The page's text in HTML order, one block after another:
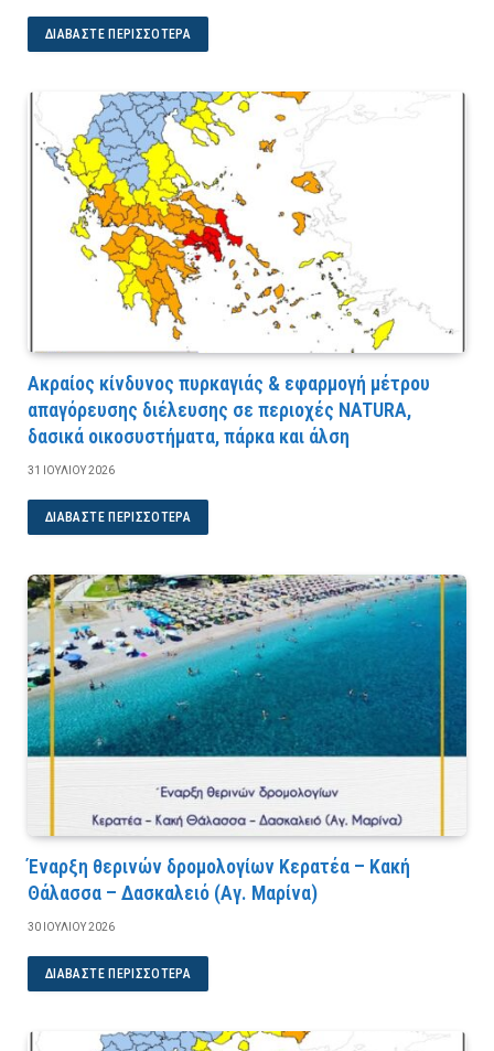
ΔΙΑΒΆΣΤΕ ΠΕΡΙΣΣΌΤΕΡΑ
Ακραίος κίνδυνος πυρκαγιάς & εφαρμογή μέτρου
απαγόρευσης διέλευσης σε περιοχές NATURA,
δασικά οικοσυστήματα, πάρκα και άλση
31 ΙΟΥΛΊΟΥ 2026
ΔΙΑΒΆΣΤΕ ΠΕΡΙΣΣΌΤΕΡΑ
Έναρξη θερινών δρομολογίων Κερατέα – Κακή
Θάλασσα – Δασκαλειό (Αγ. Μαρίνα)
30 ΙΟΥΛΊΟΥ 2026
ΔΙΑΒΆΣΤΕ ΠΕΡΙΣΣΌΤΕΡΑ